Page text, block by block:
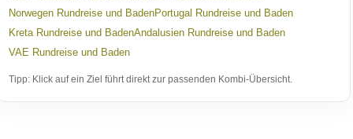
Norwegen Rundreise und BadenPortugal Rundreise und Baden
Kreta Rundreise und BadenAndalusien Rundreise und Baden
VAE Rundreise und Baden
Tipp: Klick auf ein Ziel führt direkt zur passenden Kombi-Übersicht.